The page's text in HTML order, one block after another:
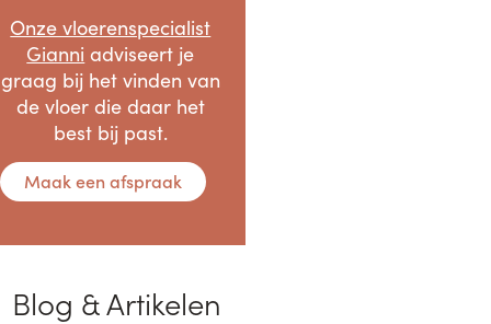
Onze vloerenspecialist
Gianni adviseert je
graag bij het vinden van
de vloer die daar het
best bij past.
Maak een afspraak
Blog & Artikelen